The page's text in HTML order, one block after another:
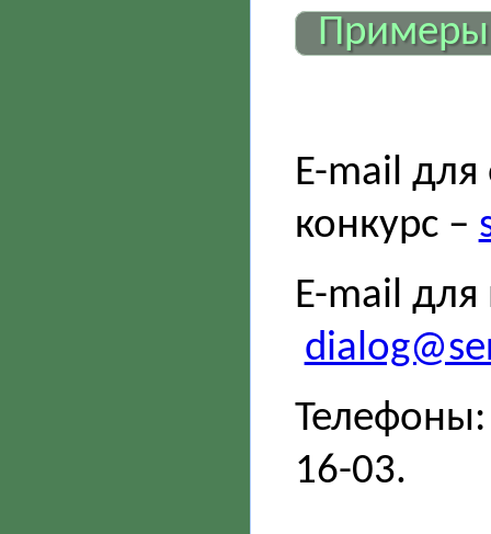
Примеры
E-mail
конкурс –
E-mail для
16-03.